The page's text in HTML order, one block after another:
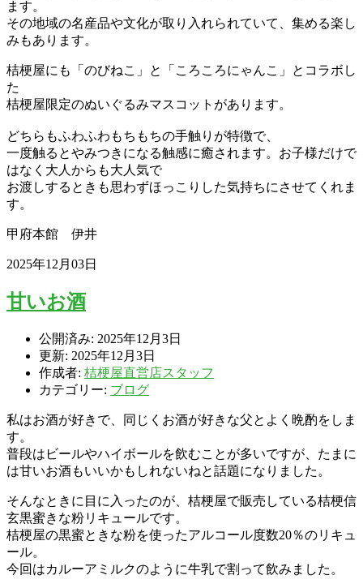
ます。
その地域の名産品や文化が取り入れられていて、集める楽し
みもあります。
桔梗屋にも「のびねこ」と「ころころにゃんこ」とコラボし
た
桔梗屋限定のぬいぐるみマスコットがあります。
どちらもふわふわもちもちの手触りが特徴で、
一度触るとやみつきになる触感に癒されます。お子様だけで
はなく大人からも大人気で
お渡しするときも思わずほっこりした気持ちにさせてくれま
す。
甲府本館 伊井
2025年12月03日
甘いお酒
公開済み: 2025年12月3日
更新: 2025年12月3日
作成者: 桔梗屋直営店スタッフ
カテゴリー: ブログ
私はお酒が好きで、同じくお酒が好きな父とよく晩酌をしま
す。
普段はビールやハイボールを飲むことが多いですが、たまに
は甘いお酒もいいかもしれないねと話題になりました。
そんなときに目に入ったのが、桔梗屋で販売している桔梗信
玄黒蜜きな粉リキュールです。
桔梗屋の黒蜜ときな粉を使ったアルコール度数20％のリキュ
ール。
今回はカルーアミルクのように牛乳で割って飲みました。